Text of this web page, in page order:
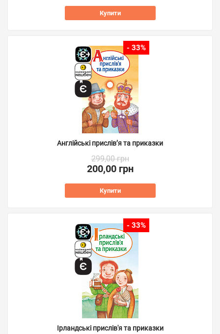
Купити
- 33%
Англійські прислів’я та приказки
299,00 грн
200,00 грн
Купити
- 33%
Ірландські прислів'я та приказки